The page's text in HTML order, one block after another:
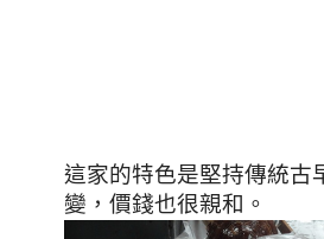
這家的特色是堅持傳統古
變 ，價錢也很親和。